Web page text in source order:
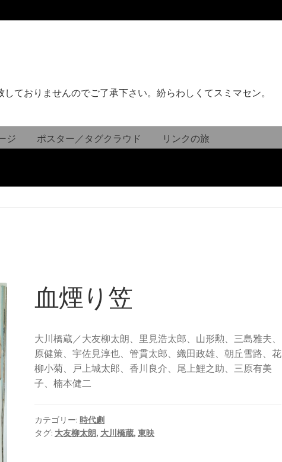
ておりませんのでご了承下さい。紛らわしくてスミマセン。
ジ ポスター／タグクラウド リンクの旅
血煙り笠
大川橋蔵／大友柳太朗、里見浩太郎、山形勲、三島雅夫、
原健策、宇佐見淳也、管貫太郎、織田政雄、朝丘雪路、花
柳小菊、戸上城太郎、香川良介、尾上鯉之助、三原有美
子、楠本健二
カテゴリー:時代劇
タグ: 大友柳太朗, 大川橋蔵,東映